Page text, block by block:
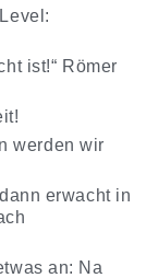
ist!“ Römer
werden wir
erwacht in
an: Na